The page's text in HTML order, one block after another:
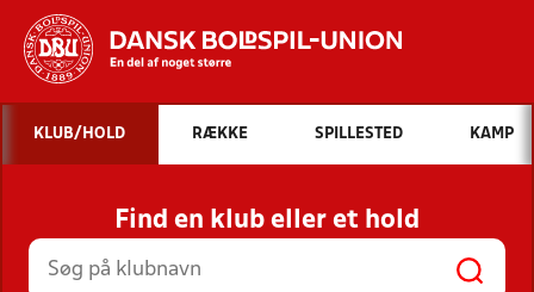
Hvad vil du søge efter?
INDHOLD OG NYHEDER
STILLINGER, RESULTATER, KLUBBER OG
HOLD
KLUB/HOLD RÆKKE SPILLESTED KAMP
Find en klub eller et hold